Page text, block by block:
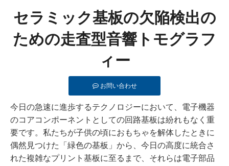
セラミック基板の欠陥検出の
ための走査型音響トモグラフ
ィー
お問い合わせ
今日の急速に進歩するテクノロジーにおいて、電子機器
のコアコンポーネントとしての回路基板は紛れもなく重
要です。私たちが子供の頃におもちゃを解体したときに
偶然見つけた「緑色の基板」から、今日の高度に統合さ
れた複雑なプリント基板に至るまで、それらは電子部品